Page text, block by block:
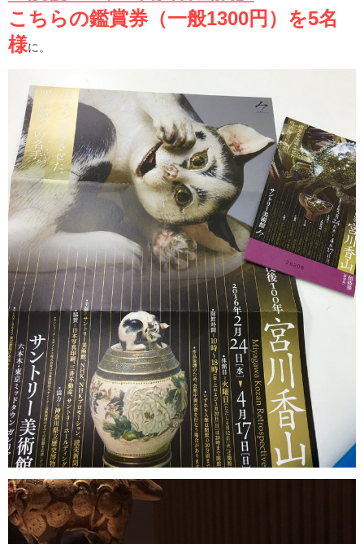
こちらの鑑賞券（一般1300円）を5名
様に。